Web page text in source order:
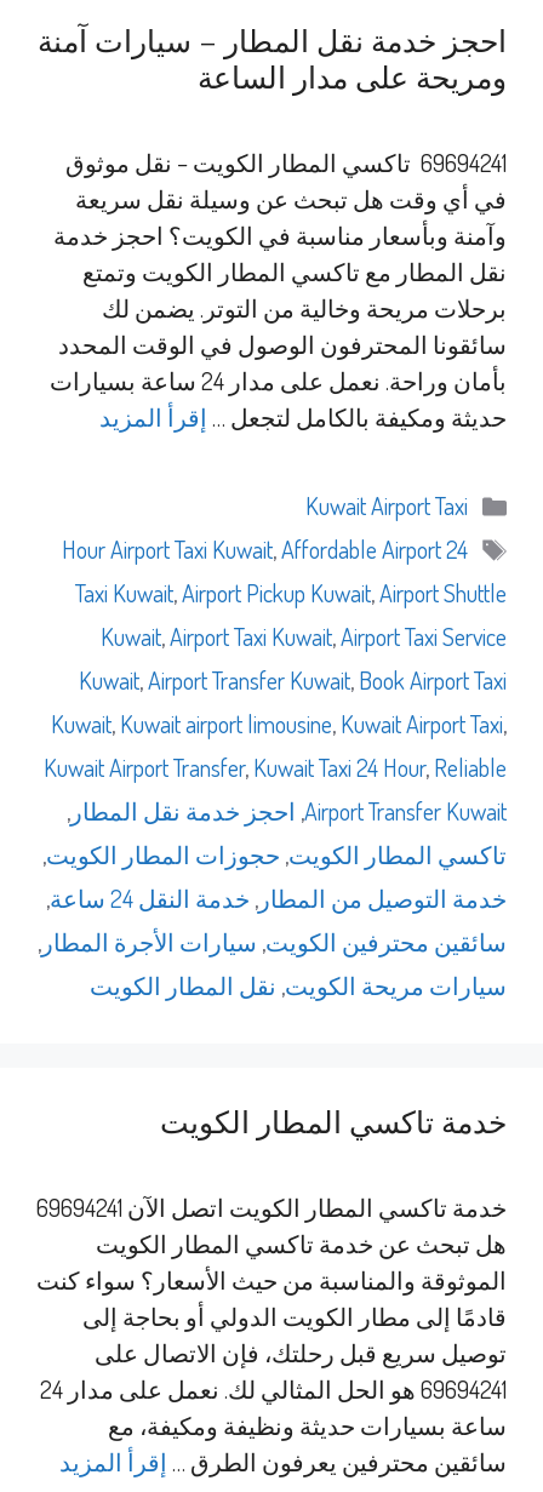
احجز خدمة نقل المطار – سيارات آمنة
ومريحة على مدار الساعة
69694241 تاكسي المطار الكويت – نقل موثوق
في أي وقت هل تبحث عن وسيلة نقل سريعة
وآمنة وبأسعار مناسبة في الكويت؟ احجز خدمة
نقل المطار مع تاكسي المطار الكويت وتمتع
برحلات مريحة وخالية من التوتر. يضمن لك
سائقونا المحترفون الوصول في الوقت المحدد
بأمان وراحة. نعمل على مدار 24 ساعة بسيارات
حديثة ومكيفة بالكامل لتجعل … إقرأ المزيد
التصنيفات
Kuwait Airport Taxi
الوسوم
24 Hour Airport Taxi Kuwait
,Affordable Airport
Taxi Kuwait,Airport Pickup Kuwait,Airport Shuttle
Kuwait,Airport Taxi Kuwait,Airport Taxi Service
Kuwait,Airport Transfer Kuwait,Book Airport Taxi
Kuwait,Kuwait airport limousine,Kuwait Airport Taxi,
Kuwait Airport Transfer,Kuwait Taxi 24 Hour,Reliable
Airport Transfer Kuwait
, احجز خدمة نقل المطار ,
تاكسي المطار الكويت, حجوزات المطار الكويت,
خدمة التوصيل من المطار , خدمة النقل 24 ساعة
,
سائقين محترفين الكويت, سيارات الأجرة المطار ,
سيارات مريحة الكويت, نقل المطار الكويت
خدمة تاكسي المطار الكويت
خدمة تاكسي المطار الكويت اتصل الآن 69694241
هل تبحث عن خدمة تاكسي المطار الكويت
الموثوقة والمناسبة من حيث الأسعار؟ سواء كنت
قادمًا إلى مطار الكويت الدولي أو بحاجة إلى
توصيل سريع قبل رحلتك، فإن الاتصال على
69694241 هو الحل المثالي لك. نعمل على مدار 24
ساعة بسيارات حديثة ونظيفة ومكيفة، مع
سائقين محترفين يعرفون الطرق … إقرأ المزيد